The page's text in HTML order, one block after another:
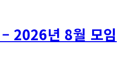
2026년 8월 모임